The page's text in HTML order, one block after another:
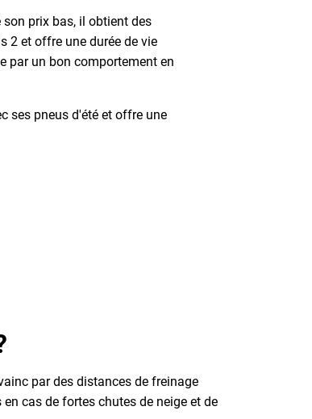
prix bas, il obtient des
2 et offre une durée de vie
par un bon comportement en
ses pneus d'été et offre une
par des distances de freinage
cas de fortes chutes de neige et de